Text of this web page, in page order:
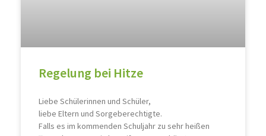
Regelung bei Hitze
Liebe Schülerinnen und Schüler,
liebe Eltern und Sorgeberechtigte.
Falls es im kommenden Schuljahr zu sehr heißen